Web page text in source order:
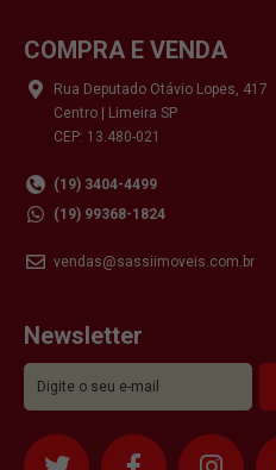
COMPRA E VENDA
Rua Deputado Otávio Lopes, 417
Centro | Limeira SP
CEP: 13.480-021
(19) 3404-4499
(19) 99368-1824
vendas@sassiimoveis.com.br
Newsletter